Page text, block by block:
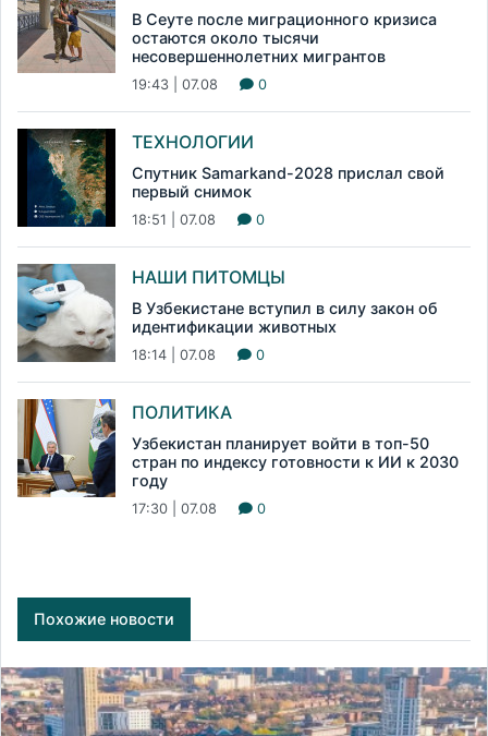
В Сеуте после миграционного кризиса
остаются около тысячи
несовершеннолетних мигрантов
19:43 | 07.08 0
ТЕХНОЛОГИИ
Спутник Samarkand-2028 прислал свой
первый снимок
18:51 | 07.08 0
НАШИ ПИТОМЦЫ
В Узбекистане вступил в силу закон об
идентификации животных
18:14 | 07.08 0
ПОЛИТИКА
Узбекистан планирует войти в топ-50
стран по индексу готовности к ИИ к 2030
году
17:30 | 07.08 0
Похожие новости